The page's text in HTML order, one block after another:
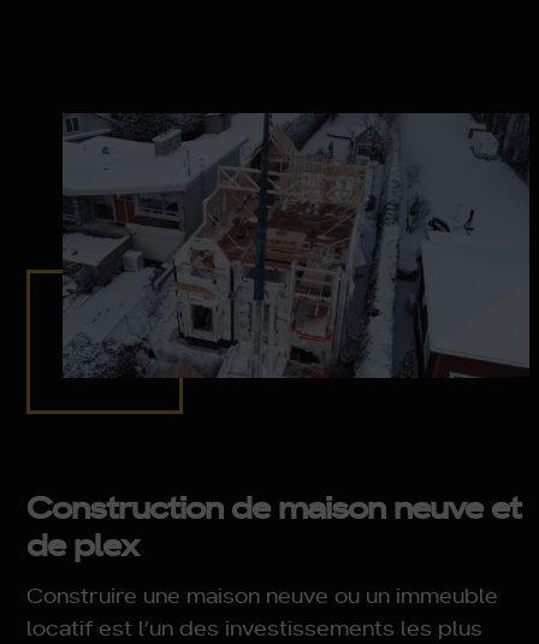
Construction de maison neuve et
de plex
Construire une maison neuve ou un immeuble
locatif est l’un des investissements les plus